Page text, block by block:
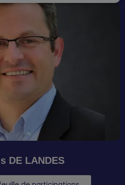
DE LANDES